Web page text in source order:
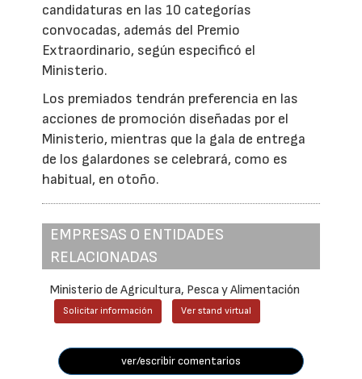
candidaturas en las 10 categorías
convocadas, además del Premio
Extraordinario, según especificó el
Ministerio.
Los premiados tendrán preferencia en las
acciones de promoción diseñadas por el
Ministerio, mientras que la gala de entrega
de los galardones se celebrará, como es
habitual, en otoño.
EMPRESAS O ENTIDADES
RELACIONADAS
Ministerio de Agricultura, Pesca y Alimentación
Solicitar información Ver stand virtual
ver/escribir comentarios